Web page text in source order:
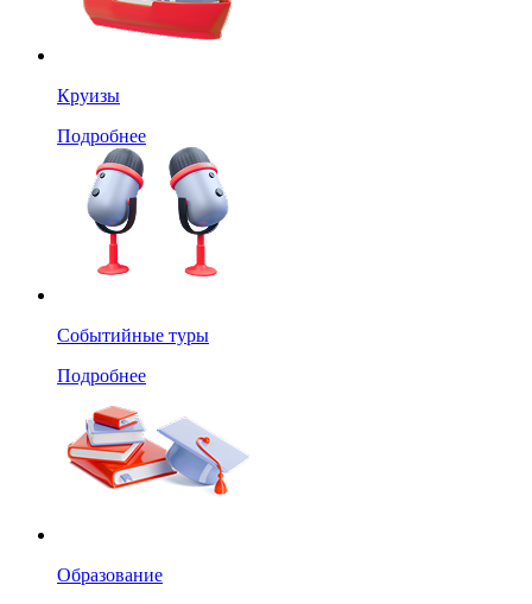
Круизы
Подробнее
Событийные туры
Подробнее
Образование